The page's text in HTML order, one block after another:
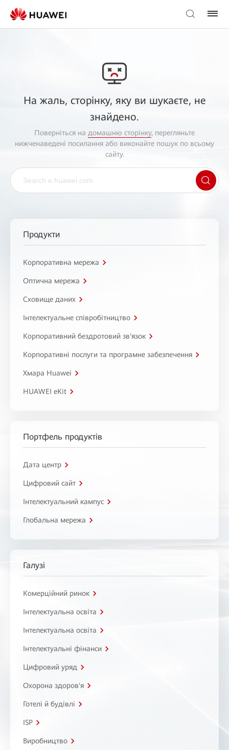
На жаль, сторінку, яку ви шукаєте, не
знайдено.
Поверніться на домашню сторінку, перегляньте
нижченаведені посилання або виконайте пошук по всьому
сайту.
Продукти
Корпоративна мережа
Оптична мережа
Сховище даних
Інтелектуальне співробітництво
Корпоративний бездротовий зв'язок
Корпоративні послуги та програмне забезпечення
Хмара Huawei
HUAWEI eKit
Портфель продуктів
Дата центр
Цифровий сайт
Інтелектуальний кампус
Глобальна мережа
Галузі
Комерційний ринок
Інтелектуальна освіта
Інтелектуальна освіта
Інтелектуальні фінанси
Цифровий уряд
Охорона здоров'я
Готелі й будівлі
ISP
Виробництво